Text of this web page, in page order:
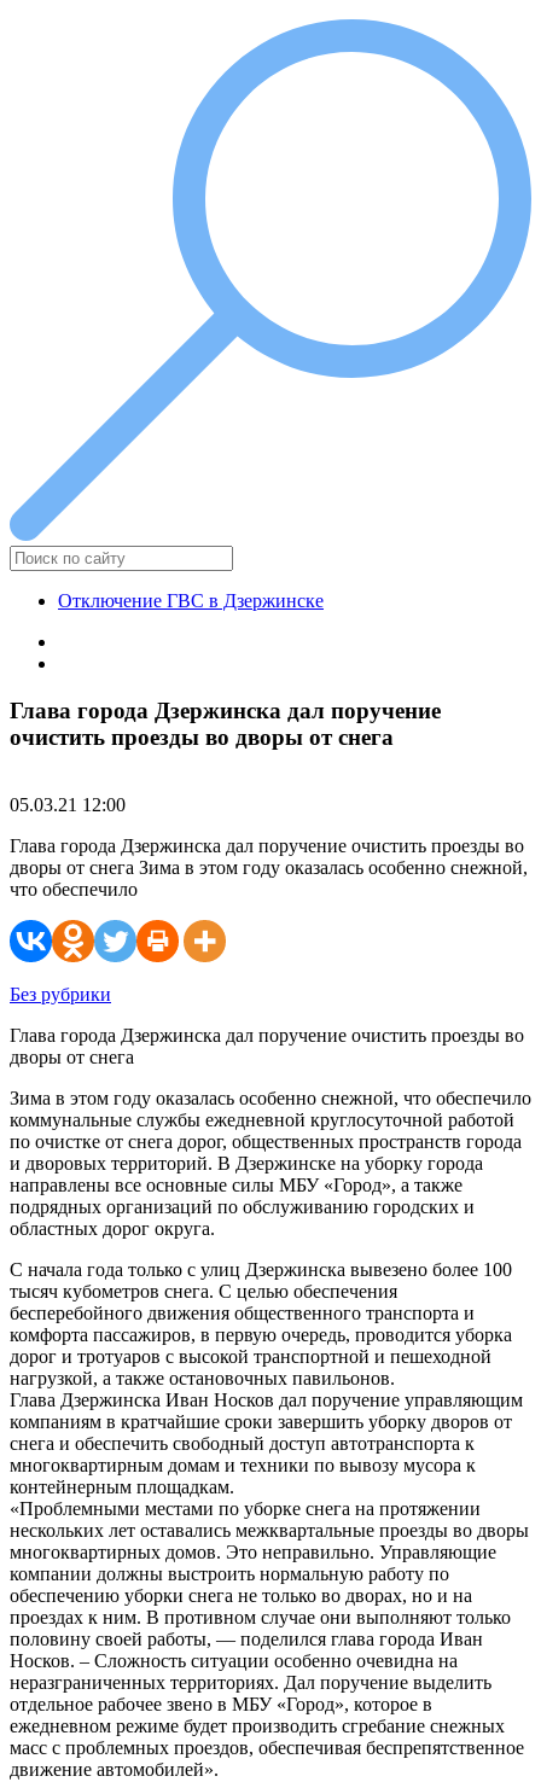
Отключение ГВС в Дзержинске
Глава города Дзержинска дал поручение
очистить проезды во дворы от снега
05.03.21 12:00
Глава города Дзержинска дал поручение очистить проезды во
дворы от снега Зима в этом году оказалась особенно снежной,
что обеспечило
Без рубрики
Глава города Дзержинска дал поручение очистить проезды во
дворы от снега
Зима в этом году оказалась особенно снежной, что обеспечило
коммунальные службы ежедневной круглосуточной работой
по очистке от снега дорог, общественных пространств города
и дворовых территорий. В Дзержинске на уборку города
направлены все основные силы МБУ «Город», а также
подрядных организаций по обслуживанию городских и
областных дорог округа.
С начала года только с улиц Дзержинска вывезено более 100
тысяч кубометров снега. С целью обеспечения
бесперебойного движения общественного транспорта и
комфорта пассажиров, в первую очередь, проводится уборка
дорог и тротуаров с высокой транспортной и пешеходной
нагрузкой, а также остановочных павильонов.
Глава Дзержинска Иван Носков дал поручение управляющим
компаниям в кратчайшие сроки завершить уборку дворов от
снега и обеспечить свободный доступ автотранспорта к
многоквартирным домам и техники по вывозу мусора к
контейнерным площадкам.
«Проблемными местами по уборке снега на протяжении
нескольких лет оставались межквартальные проезды во дворы
многоквартирных домов. Это неправильно. Управляющие
компании должны выстроить нормальную работу по
обеспечению уборки снега не только во дворах, но и на
проездах к ним. В противном случае они выполняют только
половину своей работы, — поделился глава города Иван
Носков. – Сложность ситуации особенно очевидна на
неразграниченных территориях. Дал поручение выделить
отдельное рабочее звено в МБУ «Город», которое в
ежедневном режиме будет производить сгребание снежных
масс с проблемных проездов, обеспечивая беспрепятственное
движение автомобилей».